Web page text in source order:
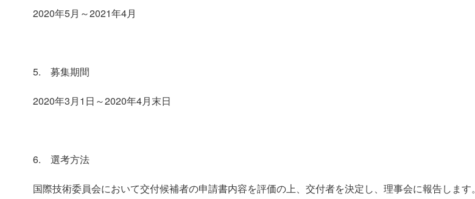
2020年5月～2021年4月
5. 募集期間
2020年3月1日～2020年4月末日
6. 選考方法
国際技術委員会において交付候補者の申請書内容を評価の上、交付者を決定し、理事会に報告します。